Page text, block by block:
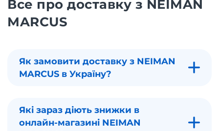
Все про доставку з NEIMAN
MARCUS
Як замовити доставку з NEIMAN
MARCUS в Україну?
Які зараз діють знижки в
онлайн-магазині NEIMAN